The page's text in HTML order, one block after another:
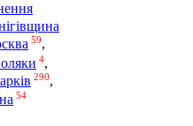
59,
4,
290,
54